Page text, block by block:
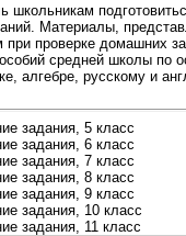
школьникам
Материалы,
при проверке домашних
средней школы по
алгебре, русскому и
задания, 5 класс
задания, 6 класс
задания, 7 класс
задания, 8 класс
задания, 9 класс
задания, 10 класс
задания, 11 класс